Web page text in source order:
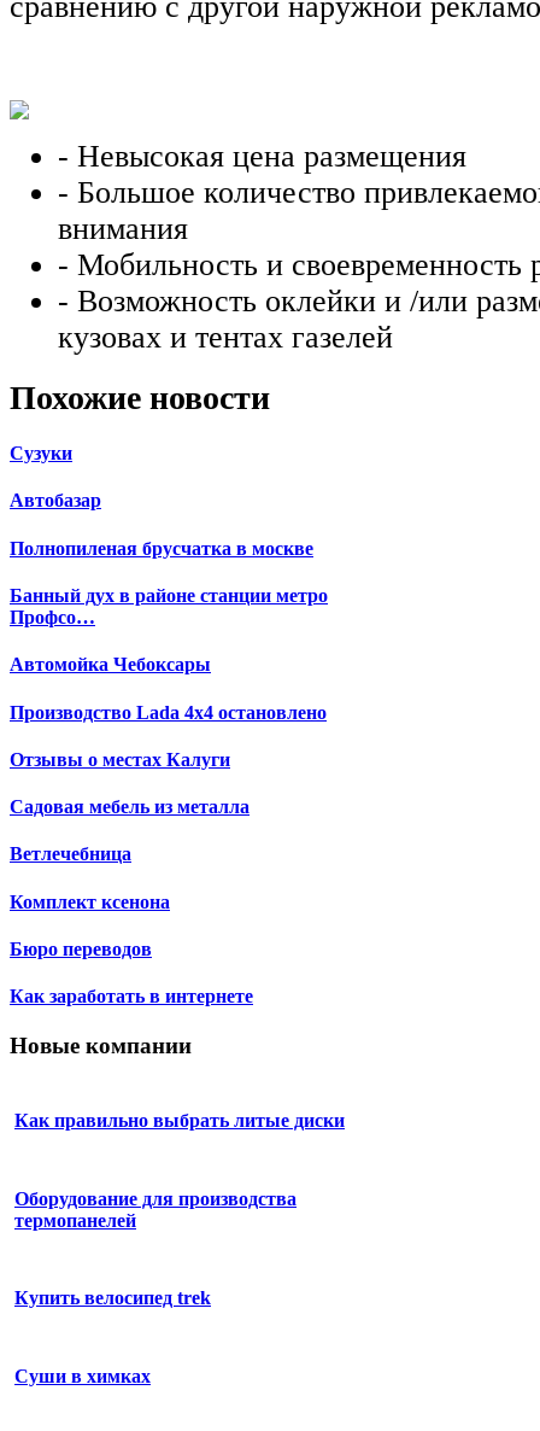
- Невысокая цена размещения
- Большое количество
внимания
- Мобильность и своевременность
- Возможность оклейки и /или
кузовах и тентах газелей
Похожие новости
Сузуки
Автобазар
Полнопиленая брусчатка в москве
Банный дух в районе станции метро
Профсо…
Автомойка Чебоксары
Производство Lada 4х4 остановлено
Отзывы о местах Калуги
Садовая мебель из металла
Ветлечебница
Комплект ксенона
Бюро переводов
Как заработать в интернете
Новые компании
Как правильно выбрать литые диски
Оборудование для производства
термопанелей
Купить велосипед trek
Суши в химках